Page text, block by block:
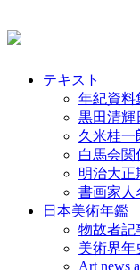
テキスト
年紀資料
黒田清輝
久米桂一
白馬会関
明治大正
書画家人
日本美術年鑑
物故者記
美術界年
Art news